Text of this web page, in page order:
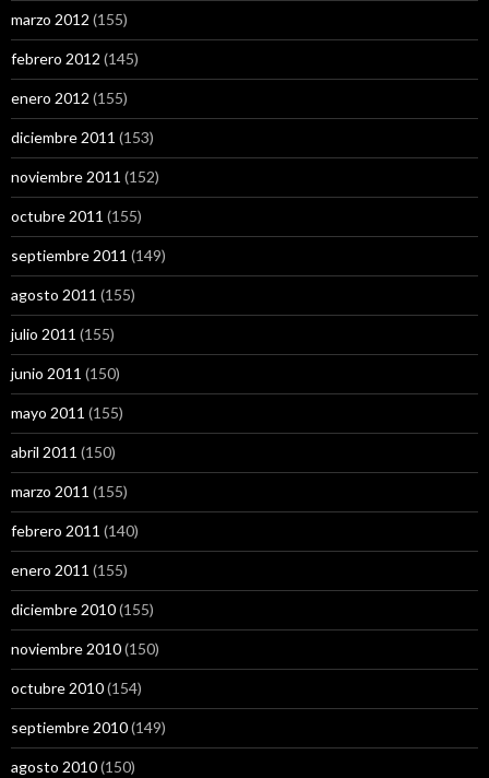
marzo 2012 (155)
febrero 2012 (145)
enero 2012 (155)
diciembre 2011 (153)
noviembre 2011 (152)
octubre 2011 (155)
septiembre 2011 (149)
agosto 2011 (155)
julio 2011 (155)
junio 2011 (150)
mayo 2011 (155)
abril 2011 (150)
marzo 2011 (155)
febrero 2011 (140)
enero 2011 (155)
diciembre 2010(155)
noviembre 2010(150)
octubre 2010(154)
septiembre 2010(149)
agosto 2010(150)